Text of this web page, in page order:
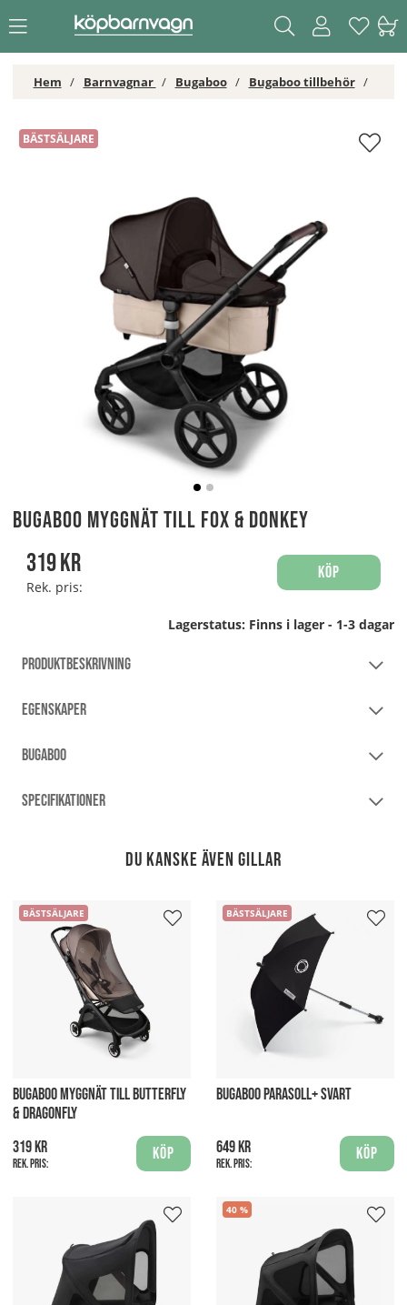
Hem Barnvagnar Bugaboo Bugaboo tillbehör
BÄSTSÄLJARE
Bugaboo Myggnät till Fox & Donkey
Bugaboo Myggnät till Fox & Donkey
319kr
Rek. pris:
Köp
Lagerstatus: Finns i lager - 1-3 dagar
PRODUKTBESKRIVNING
EGENSKAPER
BUGABOO
SPECIFIKATIONER
Du kanske även gillar
BÄSTSÄLJARE
BUGABOO MYGGNÄT TILL BUTTERFLY
& DRAGONFLY
319 kr
Rek. pris:
Köp
BÄSTSÄLJARE
BUGABOO PARASOLL+ SVART
649 kr
Rek. pris:
Köp
40